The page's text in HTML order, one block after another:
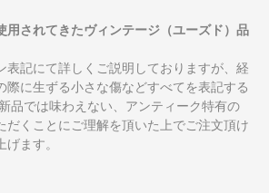
用されてきたヴィンテージ（ユーズド）品
表記にて詳しくご説明しておりますが、経
際に生ずる小さな傷などすべてを表記する
品では味わえない、アンティーク特有の
だくことにご理解を頂いた上でご注文頂け
ます。